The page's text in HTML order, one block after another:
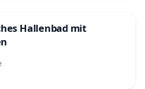
Hallenbad mit